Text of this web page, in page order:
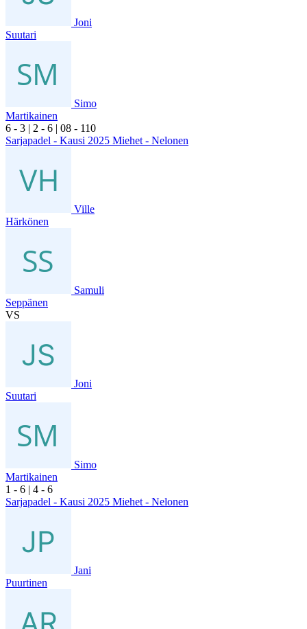
Joni
Suutari
Simo
Martikainen
6 - 3 | 2 - 6 | 08 - 110
Sarjapadel - Kausi 2025 Miehet - Nelonen
Ville
Härkönen
Samuli
Seppänen
VS
Joni
Suutari
Simo
Martikainen
1 - 6 | 4 - 6
Sarjapadel - Kausi 2025 Miehet - Nelonen
Jani
Puurtinen